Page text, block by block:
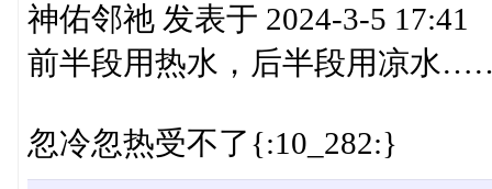
神佑邻祂 发表于 2024-3-5 17:41
前半段用热水，后半段用凉水
忽冷忽热受不了{:10_282:}